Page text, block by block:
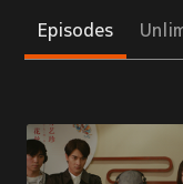
Episodes